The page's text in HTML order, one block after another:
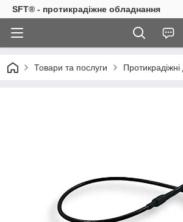
SFT® - протикрадіжне обладнання
Товари та послуги Протикрадіжні